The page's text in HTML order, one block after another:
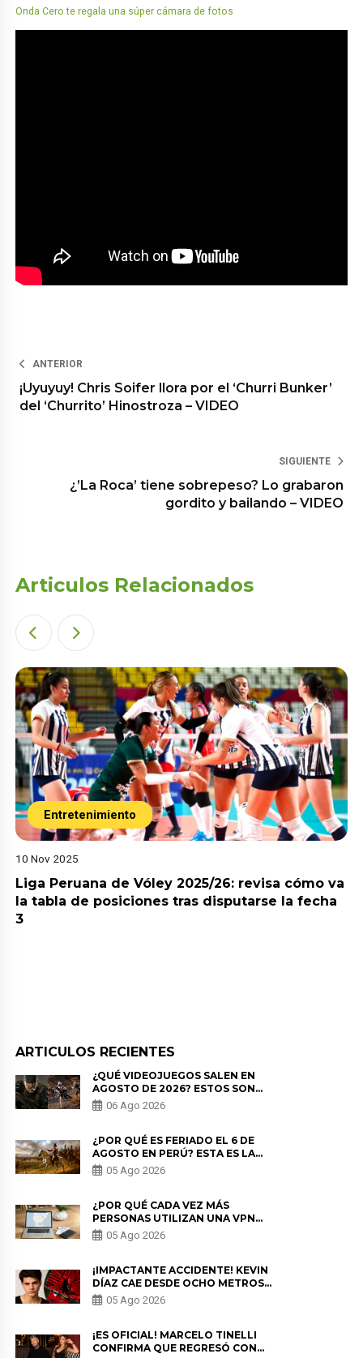
Onda Cero te regala una súper cámara de fotos
ANTERIOR
¡Uyuyuy! Chris Soifer llora por el ‘Churri Bunker’
del ‘Churrito’ Hinostroza – VIDEO
SIGUIENTE
¿’La Roca’ tiene sobrepeso? Lo grabaron
gordito y bailando – VIDEO
Articulos Relacionados
Entretenimiento
10 Nov 2025
Liga Peruana de Vóley 2025/26: revisa cómo va
la tabla de posiciones tras disputarse la fecha
3
ARTICULOS RECIENTES
¿QUÉ VIDEOJUEGOS SALEN EN
AGOSTO DE 2026? ESTOS SON
LOS ESTRENOS MÁS ESPERADOS
06 Ago 2026
¿POR QUÉ ES FERIADO EL 6 DE
AGOSTO EN PERÚ? ESTA ES LA
HISTORIA
05 Ago 2026
¿POR QUÉ CADA VEZ MÁS
PERSONAS UTILIZAN UNA VPN
PARA PROTEGER SU
PRIVACIDAD?
05 Ago 2026
¡IMPACTANTE ACCIDENTE! KEVIN
DÍAZ CAE DESDE OCHO METROS
EN “ESTO ES GUERRA” Y GENERA
PREOCUPACIÓN
05 Ago 2026
¡ES OFICIAL! MARCELO TINELLI
CONFIRMA QUE REGRESÓ CON